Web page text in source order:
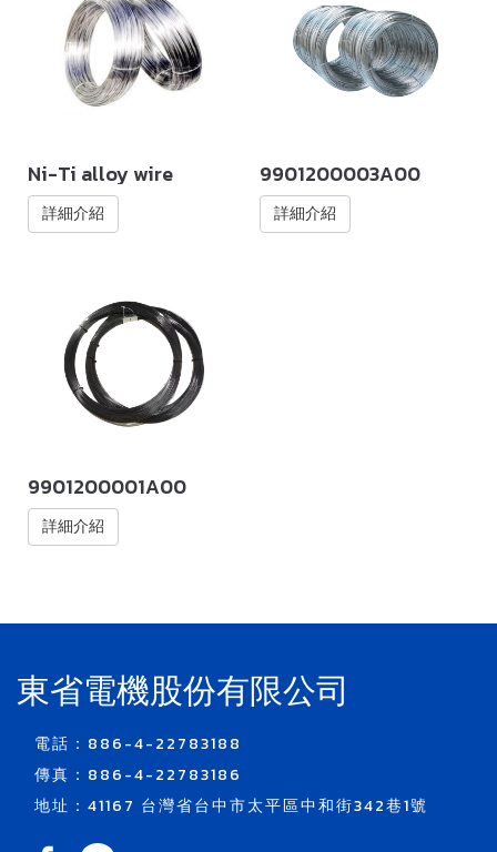
Ni-Ti alloy wire
詳細介紹
9901200003A00
詳細介紹
9901200001A00
詳細介紹
東省電機股份有限公司
電話：886-4-22783188
傳真：886-4-22783186
地址：41167 台灣省台中市太平區中和街342巷1號